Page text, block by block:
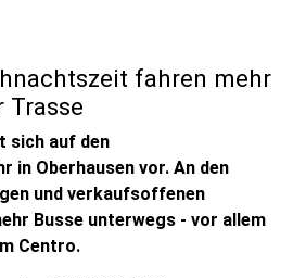
fahren mehr
Trasse
sich auf den
in Oberhausen vor. An den
und verkaufsoffenen
Busse unterwegs - vor allem
Centro.